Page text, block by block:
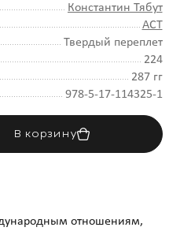
Константин Тябут
АСТ
Твердый переплет
224
287 гг
978-5-17-114325-1
В корзину
отношениям,